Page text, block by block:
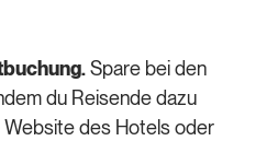
Spare bei den
du Reisende dazu
des Hotels oder